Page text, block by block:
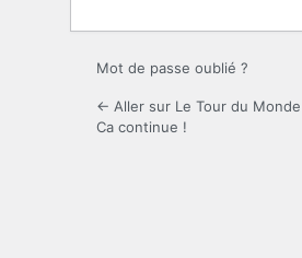
Mot de passe oublié ?
← Aller sur Le Tour du
Ca continue !